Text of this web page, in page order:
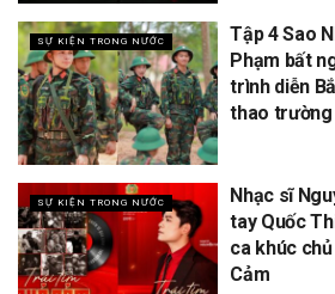
SỰ KIỆN TRONG NƯỚC
Tập 4 Sao
Phạm bất
trình diễn
thao trường
SỰ KIỆN TRONG NƯỚC
Nhạc sĩ
tay Quốc
ca khúc
Cảm